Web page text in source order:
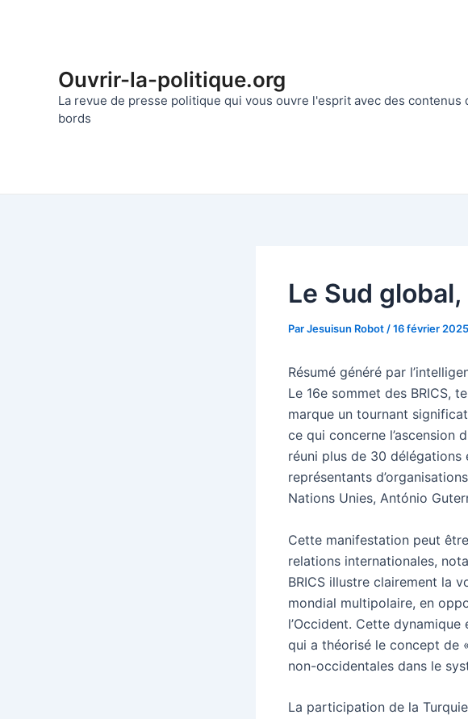
Ouvrir-la-politique.org
La revue de presse politique qui vous ouvre l'esprit avec des contenus
bords
Le Sud
ParJesuisun Robot /16 février 2025
Résumé généré par
Le 16e sommet des BRICS,
marque un tournant
ce qui concerne l’ascension
réuni plus de 30 délégations
représentants
Nations Unies, António
Cette manifestation peut
relations internationales,
BRICS illustre clairement la
mondial multipolaire, en
l’Occident. Cette
qui a théorisé le concept de
non-occidentales dans le
La participation de la